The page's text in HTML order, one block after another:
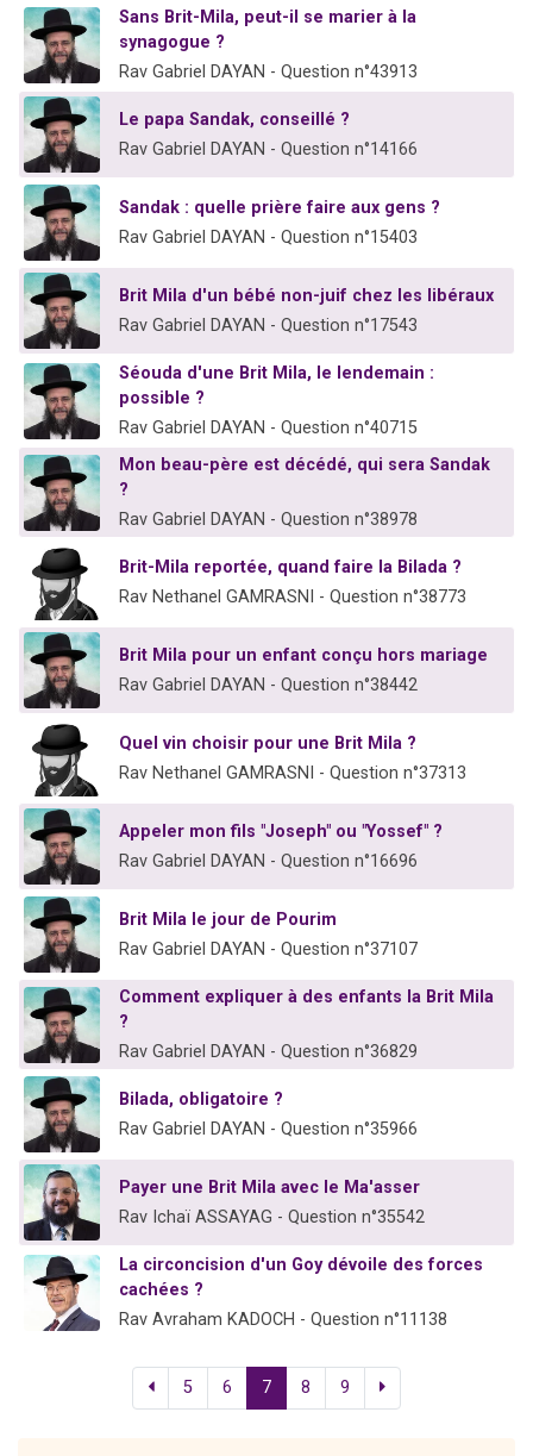
Eli vient de donner son Maasser
Lisbel Esther vient de donner son Maasser
3 personnes viennent de faire un don pour Événements Torah-Box
Sans Brit-Mila, peut-il se marier à la
synagogue ?
Rav Gabriel DAYAN - Question n°43913
Le papa Sandak, conseillé ?
Rav Gabriel DAYAN - Question n°14166
Sandak : quelle prière faire aux gens ?
Rav Gabriel DAYAN - Question n°15403
Brit Mila d'un bébé non-juif chez les libéraux
Rav Gabriel DAYAN - Question n°17543
Séouda d'une Brit Mila, le lendemain :
possible ?
Rav Gabriel DAYAN - Question n°40715
Mon beau-père est décédé, qui sera Sandak
?
Rav Gabriel DAYAN - Question n°38978
Brit-Mila reportée, quand faire la Bilada ?
Rav Nethanel GAMRASNI - Question n°38773
Brit Mila pour un enfant conçu hors mariage
Rav Gabriel DAYAN - Question n°38442
Quel vin choisir pour une Brit Mila ?
Rav Nethanel GAMRASNI - Question n°37313
Appeler mon fils "Joseph" ou "Yossef" ?
Rav Gabriel DAYAN - Question n°16696
Brit Mila le jour de Pourim
Rav Gabriel DAYAN - Question n°37107
Comment expliquer à des enfants la Brit Mila
?
Rav Gabriel DAYAN - Question n°36829
Bilada, obligatoire ?
Rav Gabriel DAYAN - Question n°35966
Payer une Brit Mila avec le Ma'asser
Rav Ichaï ASSAYAG - Question n°35542
La circoncision d'un Goy dévoile des forces
cachées ?
Rav Avraham KADOCH - Question n°11138
5 6 7 8 9